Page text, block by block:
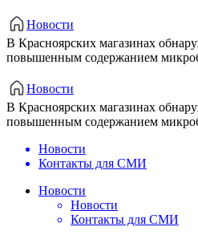
Новости
В Красноярских магазинах
повышенным содержанием
Новости
В Красноярских магазинах
повышенным содержанием
Новости
Контакты для СМИ
Новости
Новости
Контакты для СМИ